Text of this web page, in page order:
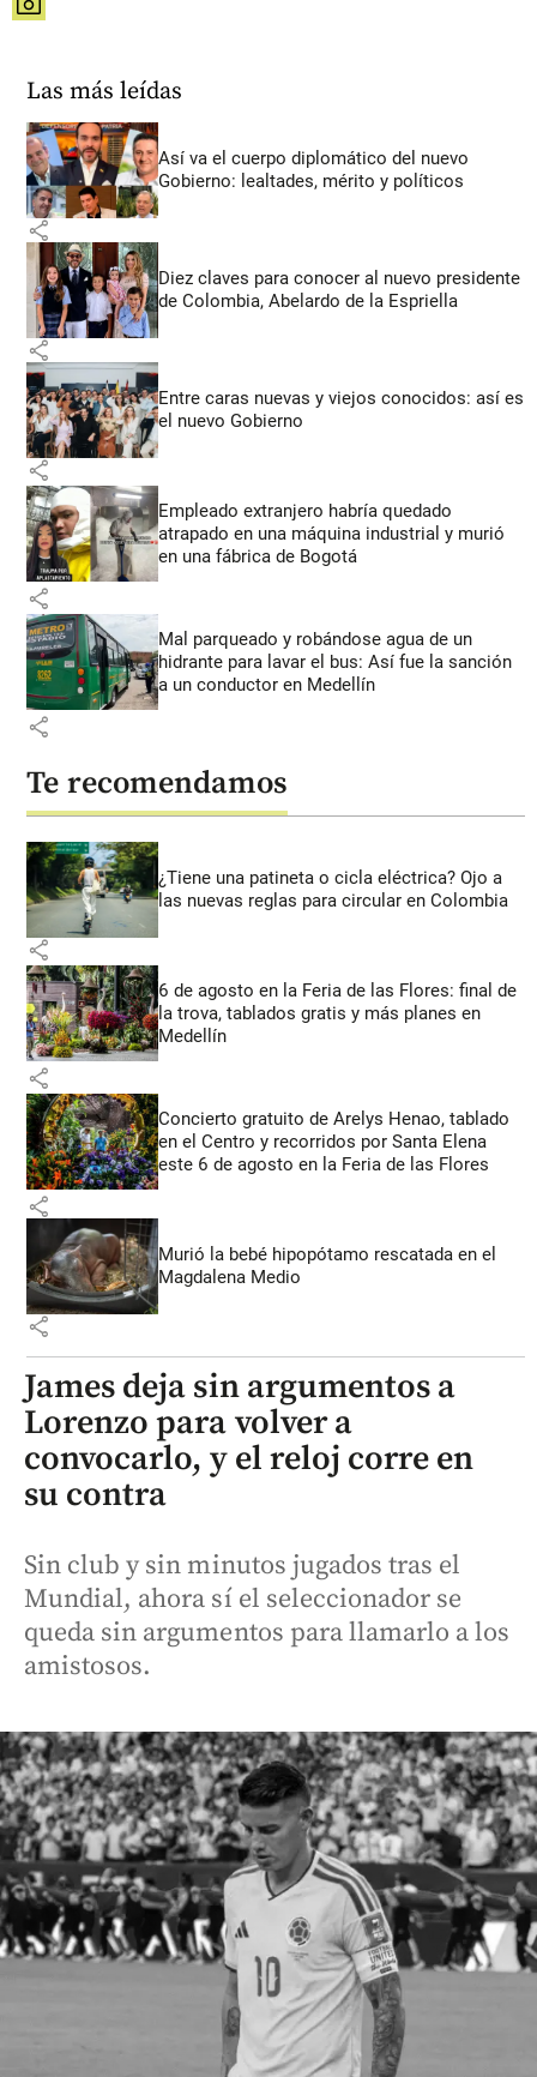
share
Las más leídas
Así va el cuerpo diplomático del nuevo
Gobierno: lealtades, mérito y políticos
share
Diez claves para conocer al nuevo presidente
de Colombia, Abelardo de la Espriella
share
Entre caras nuevas y viejos conocidos: así es
el nuevo Gobierno
share
Empleado extranjero habría quedado
atrapado en una máquina industrial y murió
en una fábrica de Bogotá
share
Mal parqueado y robándose agua de un
hidrante para lavar el bus: Así fue la sanción
a un conductor en Medellín
share
Te recomendamos
¿Tiene una patineta o cicla eléctrica? Ojo a
las nuevas reglas para circular en Colombia
share
6 de agosto en la Feria de las Flores: final de
la trova, tablados gratis y más planes en
Medellín
share
Concierto gratuito de Arelys Henao, tablado
en el Centro y recorridos por Santa Elena
este 6 de agosto en la Feria de las Flores
share
Murió la bebé hipopótamo rescatada en el
Magdalena Medio
share
James deja sin argumentos a
Lorenzo para volver a
convocarlo, y el reloj corre en
su contra
Sin club y sin minutos jugados tras el
Mundial, ahora sí el seleccionador se
queda sin argumentos para llamarlo a los
amistosos.